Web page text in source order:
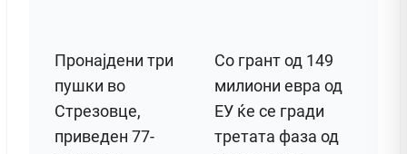
Пронајдени три
пушки во
Стрезовце,
приведен 77-
Со грант од 149
милиони евра од
ЕУ ќе се гради
третата фаза од